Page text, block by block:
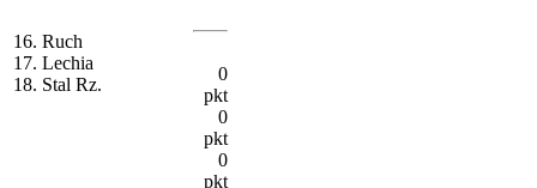
16. Ruch
17. Lechia
18. Stal Rz.
0
pkt
0
pkt
0
pkt